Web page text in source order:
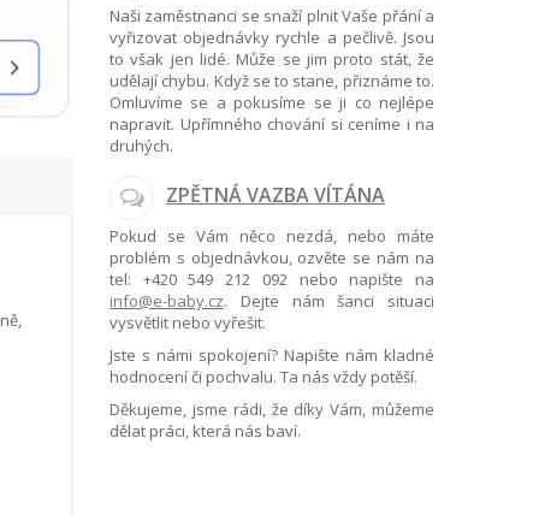
Naši zaměstnanci se snaží plnit Vaše přání a
vyřizovat objednávky rychle a pečlivě. Jsou
to však jen lidé. Může se jim proto stát, že
udělají chybu. Když se to stane, přiznáme to.
Omluvíme se a pokusíme se ji co nejlépe
napravit. Upřímného chování si ceníme i na
druhých.
ZPĚTNÁ VAZBA VÍTÁNA
Pokud se Vám něco nezdá, nebo máte
problém s objednávkou, ozvěte se nám na
tel: +420 549 212 092nebo napište na
info@e-baby.cz. Dejte nám šanci situaci
vysvětlit nebo vyřešit.
Jste s námi spokojení? Napište nám kladné
hodnocení či pochvalu. Ta nás vždy potěší.
Děkujeme, jsme rádi, že díky Vám, můžeme
dělat práci, která nás baví.